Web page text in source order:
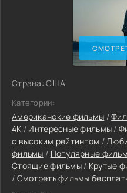
Страна: США
Категории:
Американские фильмы /
4K / Интересные фильмы /
с высоким рейтингом /
фильмы / Популярные
Стоящие фильмы/ Крутые
/ Смотреть фильмы